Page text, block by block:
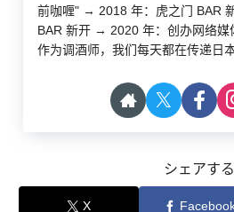
前咖喱" → 2018 年：虎之门 BAR
BAR 新开 → 2020 年：创办网络媒
作为调酒师，我们每天都在传递日
シェアする
X